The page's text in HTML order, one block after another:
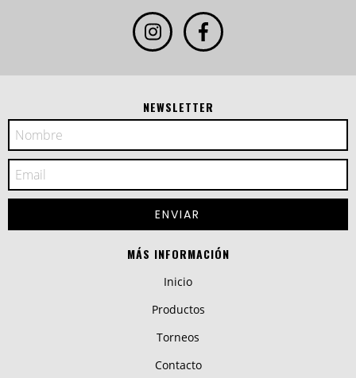
NEWSLETTER
MÁS INFORMACIÓN
Inicio
Productos
Torneos
Contacto